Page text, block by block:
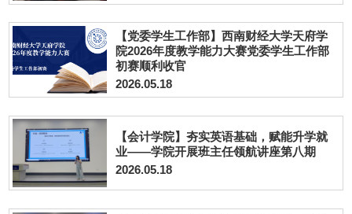
【党委学生工作部】西南财经大学天府学
院2026年度教学能力大赛党委学生工作部
初赛顺利收官
2026.05.18
【会计学院】夯实英语基础，赋能升学就
业——学院开展班主任领航讲座第八期
2026.05.18